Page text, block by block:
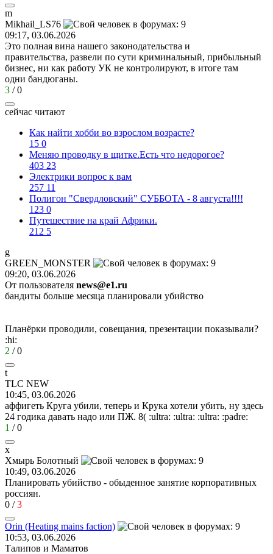
m
Mikhail_LS76
09:17, 03.06.2026
Это полная вина нашего законодательства и
правительства, развели по сути криминальный, прибыльный
бизнес, ни как работу УК не контролируют, в итоге там
одни бандюганы.
3 /0
сейчас читают
Как найти хобби во взрослом возрасте?
15 0
Меняю проводку в щитке.Есть что недорогое?
403 23
Электрики вопрос к вам
257 11
Полигон "Свердловский" СУББОТА - 8 августа!!!!
123 0
Путешествие на край Африки.
212 5
g
GREEN_MONSTER
09:20, 03.06.2026
От пользователя news@e1.ru
бандиты больше месяца планировали убийство
Планёрки проводили, совещания, презентации показывали?
:hi:
2 /0
t
TLC NEW
10:45, 03.06.2026
аффигеть Круга убили, теперь и Крука хотели убить, ну здесь
24 годика давать надо или ПЖ. 8( :ultra: :ultra: :ultra: :padre:
1 /0
х
Хмырь Болотный
10:49, 03.06.2026
Планировать убийство - обыденное занятие корпоративных
россиян.
0 /3
Orin (Heating mains faction)
10:53, 03.06.2026
Талипов и Маматов